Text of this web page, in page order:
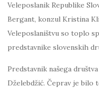
Veleposlanik Republike
Bergant, konzul Kristina
Veleposlaništvu so toplo
predstavnike slovenskih
Predstavnik našega
Dželebdžić. Čeprav je bilo